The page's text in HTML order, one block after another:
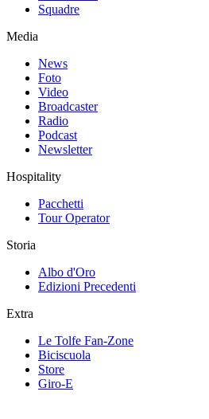
Squadre
Media
News
Foto
Video
Broadcaster
Radio
Podcast
Newsletter
Hospitality
Pacchetti
Tour Operator
Storia
Albo d'Oro
Edizioni Precedenti
Extra
Le Tolfe Fan-Zone
Biciscuola
Store
Giro-E